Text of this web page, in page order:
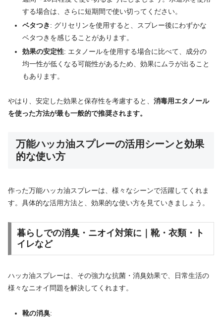
する場合は、さらに短期間で使い切ってください。
ベタつき: グリセリンを使用すると、スプレー後にわずかな
ベタつきを感じることがあります。
効果の安定性: エタノールを使用する場合に比べて、成分の
均一性が低くなる可能性があるため、効果にムラが出ること
もあります。
やはり、安定した効果と保存性を考慮すると、 消毒用エタノール
を使った方法が最も一般的で推奨されます。
万能ハッカ油スプレーの活用シーンと効果
的な使い方
作った万能ハッカ油スプレーは、様々なシーンで活躍してくれま
す。具体的な活用方法と、効果的な使い方を見ていきましょう。
暮らしでの消臭・ニオイ対策に｜靴・衣類・ト
イレなど
ハッカ油スプレーは、その強力な抗菌・消臭効果で、日常生活の
様々なニオイ問題を解決してくれます。
靴の消臭: